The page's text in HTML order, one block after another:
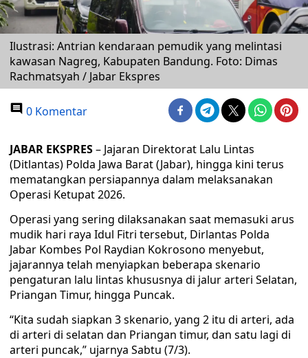
Ilustrasi: Antrian kendaraan pemudik yang melintasi
kawasan Nagreg, Kabupaten Bandung. Foto: Dimas
Rachmatsyah / Jabar Ekspres
0 Komentar
JABAR EKSPRES– Jajaran Direktorat Lalu Lintas
(Ditlantas) Polda Jawa Barat (Jabar), hingga kini terus
mematangkan persiapannya dalam melaksanakan
Operasi Ketupat 2026.
Operasi yang sering dilaksanakan saat memasuki arus
mudik hari raya Idul Fitri tersebut, Dirlantas Polda
Jabar Kombes Pol Raydian Kokrosono menyebut,
jajarannya telah menyiapkan beberapa skenario
pengaturan lalu lintas khususnya di jalur arteri Selatan,
Priangan Timur, hingga Puncak.
“Kita sudah siapkan 3 skenario, yang 2 itu di arteri, ada
di arteri di selatan dan Priangan timur, dan satu lagi di
arteri puncak,” ujarnya Sabtu (7/3).